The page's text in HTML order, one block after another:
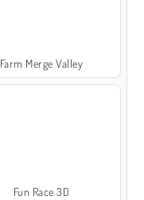
Farm Merge Valley
Fun Race 3D